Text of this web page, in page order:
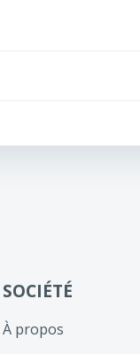
SOCIÉTÉ
À propos